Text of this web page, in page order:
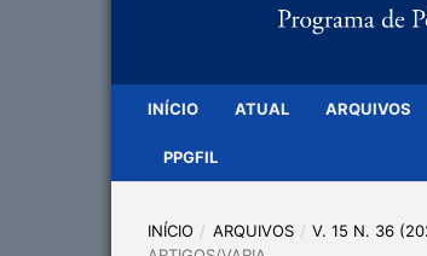
INÍCIO ATUAL ARQUIVOS
PPGFIL
INÍCIO / ARQUIVOS / V. 15 N. 36